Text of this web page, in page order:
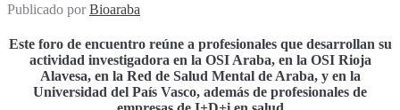
Publicado porBioaraba
Este foro de encuentro reúne a profesionales que desarrollan su
actividad investigadora en la OSI Araba, en la OSI Rioja
Alavesa, en la Red de Salud Mental de Araba, y en la
Universidad del País Vasco, además de profesionales de